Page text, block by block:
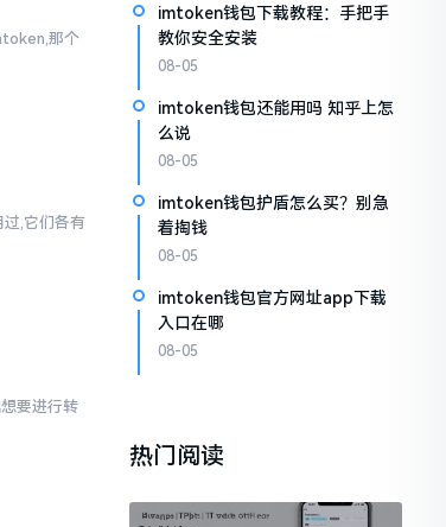
那个
,它们各有
要进行转
imtoken钱包下载教程：手把手
教你安全安装
08-05
imtoken钱包还能用吗 知乎上怎
么说
08-05
imtoken钱包护盾怎么买？别急
着掏钱
08-05
imtoken钱包官方网址app下载
入口在哪
08-05
热门阅读